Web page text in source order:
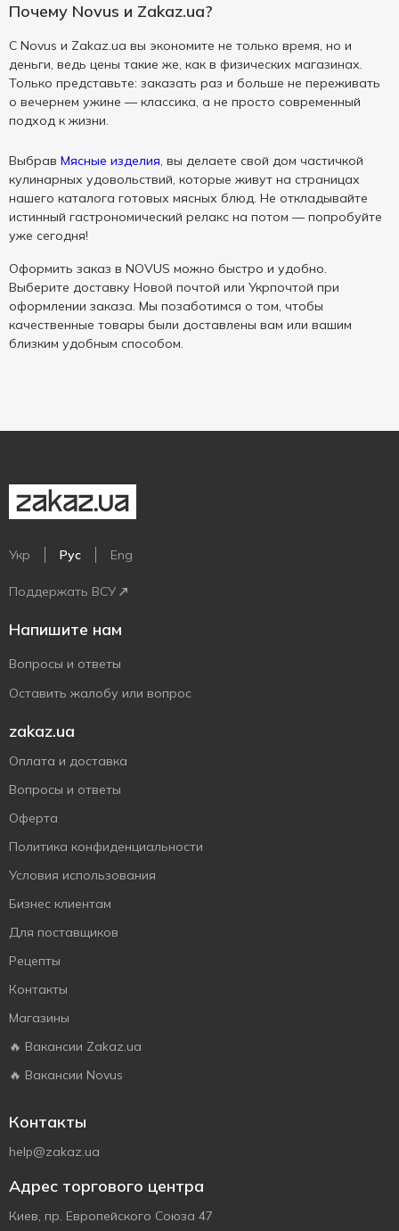
Почему Novus и Zakaz.ua?
С Novus и Zakaz.ua вы экономите не только время, но и
деньги, ведь цены такие же, как в физических магазинах.
Только представьте: заказать раз и больше не переживать
о вечернем ужине — классика, а не просто современный
подход к жизни.
Выбрав Мясные изделия, вы делаете свой дом частичкой
кулинарных удовольствий, которые живут на страницах
нашего каталога готовых мясных блюд. Не откладывайте
истинный гастрономический релакс на потом — попробуйте
уже сегодня!
Оформить заказ в NOVUS можно быстро и удобно.
Выберите доставку Новой почтой или Укрпочтой при
оформлении заказа. Мы позаботимся о том, чтобы
качественные товары были доставлены вам или вашим
близким удобным способом.
Укр Рус Eng
Поддержать ВСУ
Напишите нам
Вопросы и ответы
Оставить жалобу или вопрос
zakaz.ua
Оплата и доставка
Вопросы и ответы
Оферта
Политика конфиденциальности
Условия использования
Бизнес клиентам
Для поставщиков
Рецепты
Контакты
Магазины
🔥 Вакансии Zakaz.ua
🔥 Вакансии Novus
Контакты
help@zakaz.ua
Адрес торгового центра
Киев, пр. Европейского Союза 47